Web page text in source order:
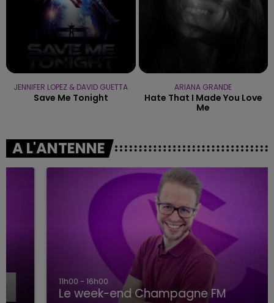
JENNIFER LOPEZ & DAVID GUETTA
Save Me Tonight
ARIANA GRANDE
Hate That I Made You Love
Me
A L'ANTENNE
11h00 - 16h00
Le week-end Champagne FM